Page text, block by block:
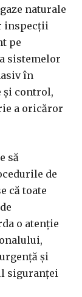
naturale
inspecții
pe
sistemelor
în
și control,
a oricăror
să
de
că toate
o atenție
și
siguranței